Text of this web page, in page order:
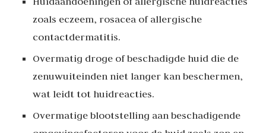
zoals eczeem, rosacea of allergische
contactdermatitis.
Overmatig droge of beschadigde huid die de
zenuwuiteinden niet langer kan beschermen,
wat leidt tot huidreacties.
Overmatige blootstelling aan beschadigende